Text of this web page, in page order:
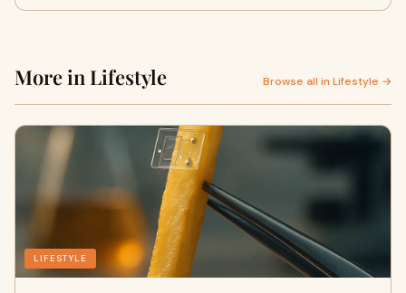
More in Lifestyle Browse all in Lifestyle →
LIFESTYLE